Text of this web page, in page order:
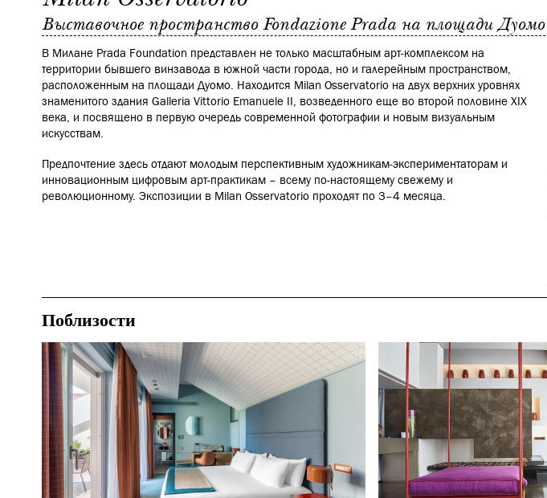
Выставочное пространство Fondazione Prada на площади Дуомо
В Милане Prada Foundation представлен не только масштабным арт-комплексом на
территории бывшего винзавода в южной части города, но и галерейным пространством,
расположенным на площади Дуомо. Находится Milan Osservatorio на двух верхних уровнях
знаменитого здания Galleria Vittorio Emanuele II, возведенного еще во второй половине XIX
века, и посвящено в первую очередь современной фотографии и новым визуальным
искусствам.
Предпочтение здесь отдают молодым перспективным художникам-экспериментаторам и
инновационным цифровым арт-практикам – всему по-настоящему свежему и
революционному. Экспозиции в Milan Osservatorio проходят по 3–4 месяца.
Поблизости